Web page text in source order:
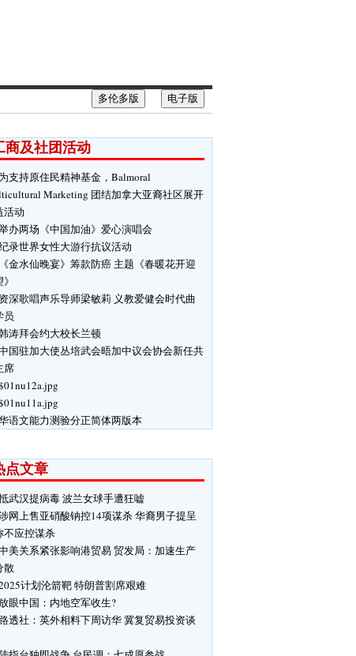
电子版
多伦多版
商及社团活动
为支持原住民精神基金，Balmoral
Marketing 团结加拿大亚裔社区展开
活动
办两场《中国加油》爱心演唱会
录世界女性大游行抗议活动
《金水仙晚宴》筹款防癌 主题《春暖花开迎
资深歌唱声乐导师梁敏莉 义教爱健会时代曲
员
涛拜会约大校长兰顿
国驻加大使丛培武会晤加中议会协会新任共
席
语文能力测验分正简体两版本
点文章
武汉提病毒 波兰女球手遭狂嘘
网上售亚硝酸钠控14项谋杀 华裔男子提呈
不应控谋杀
美关系紧张影响港贸易 贸发局：加速生产
散
计划沦箭靶 特朗普割席艰难
眼中国：内地空军收生?
路透社：英外相料下周访华 冀复贸易投资谈